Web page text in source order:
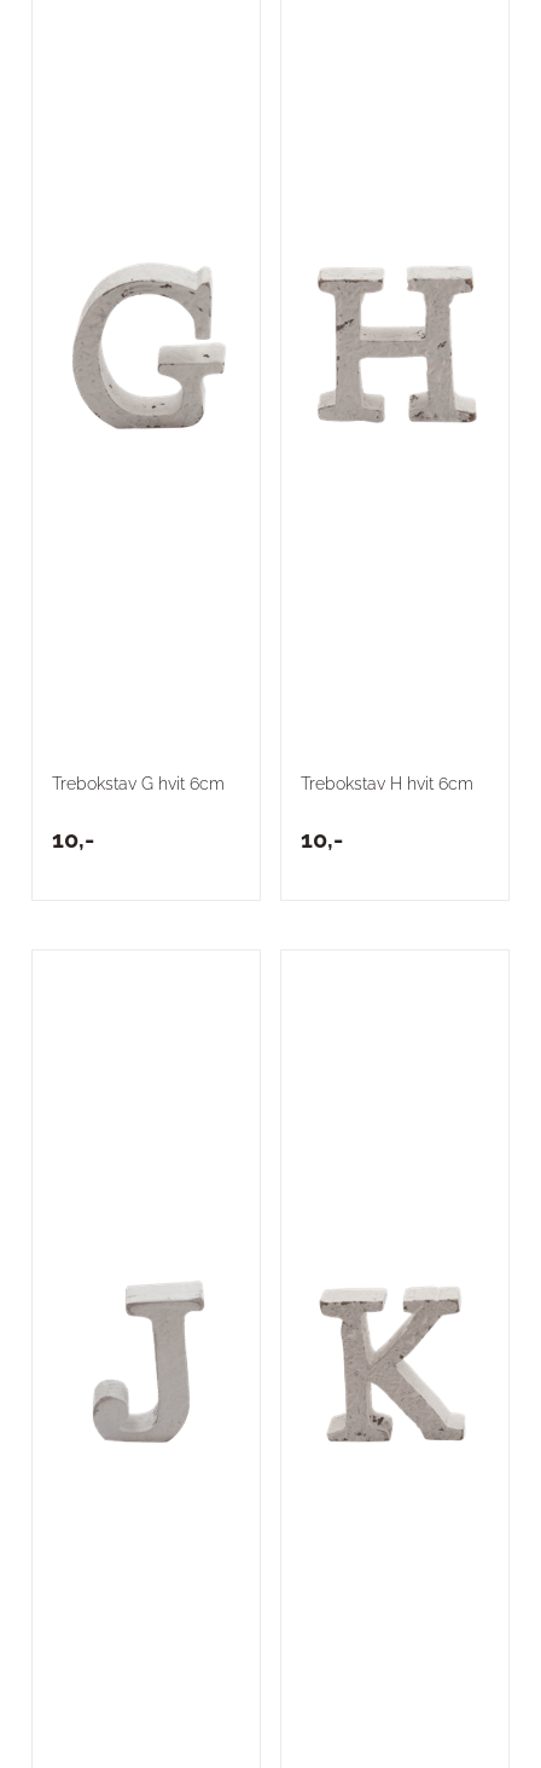
Trebokstav G hvit 6cm
10,-
Trebokstav H hvit 6cm
10,-